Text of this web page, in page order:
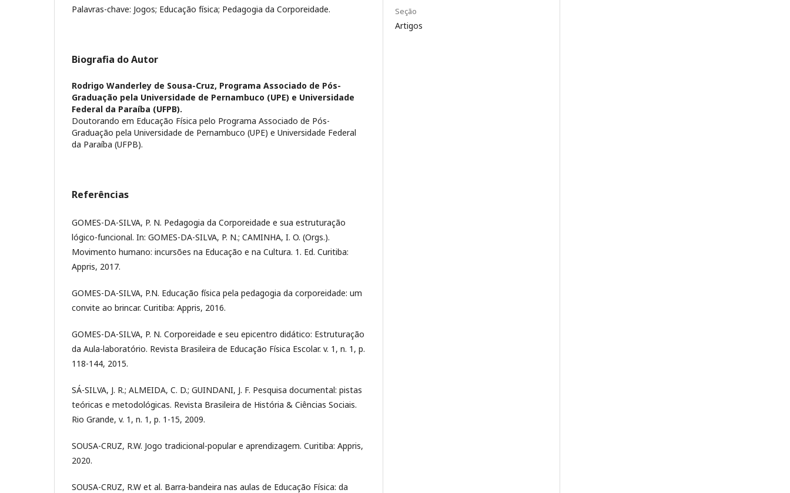
Palavras-chave: Jogos; Educação física; Pedagogia da Corporeidade.
Biografia do Autor
Rodrigo Wanderley de Sousa-Cruz, Programa Associado de Pós-
Graduação pela Universidade de Pernambuco (UPE) e Universidade
Federal da Paraíba (UFPB).
Doutorando em Educação Física pelo Programa Associado de Pós-
Graduação pela Universidade de Pernambuco (UPE) e Universidade Federal
da Paraíba (UFPB).
Referências
GOMES-DA-SILVA, P. N. Pedagogia da Corporeidade e sua estruturação
lógico-funcional. In: GOMES-DA-SILVA, P. N.; CAMINHA, I. O. (Orgs.).
Movimento humano: incursões na Educação e na Cultura. 1. Ed. Curitiba:
Appris, 2017.
GOMES-DA-SILVA, P.N. Educação física pela pedagogia da corporeidade: um
convite ao brincar. Curitiba: Appris, 2016.
GOMES-DA-SILVA, P. N. Corporeidade e seu epicentro didático: Estruturação
da Aula-laboratório. Revista Brasileira de Educação Física Escolar. v. 1, n. 1, p.
118-144, 2015.
SÁ-SILVA, J. R.; ALMEIDA, C. D.; GUINDANI, J. F. Pesquisa documental: pistas
teóricas e metodológicas. Revista Brasileira de História & Ciências Sociais.
Rio Grande, v. 1, n. 1, p. 1-15, 2009.
SOUSA-CRUZ, R.W. Jogo tradicional-popular e aprendizagem. Curitiba: Appris,
2020.
SOUSA-CRUZ, R.W et al. Barra-bandeira nas aulas de Educação Física: da
Seção
Artigos